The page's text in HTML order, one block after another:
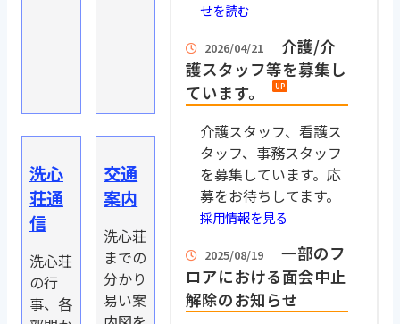
洗心
荘通
信
洗心荘
の行
事、各
交通
案内
洗心荘
までの
分かり
易い案
せを読む
2026/04/21
介護/介
護スタッフ等を募集し
ています。
介護スタッフ、看護ス
タッフ、事務スタッフ
を募集しています。応
募をお待ちしてます。
採用情報を見る
2025/08/19
一部のフ
ロアにおける面会中止
解除のお知らせ